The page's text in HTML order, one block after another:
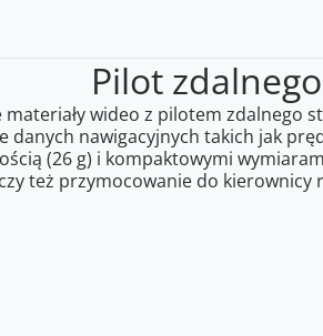
Pilot
materiały wideo z pilotem zdalnego
danych nawigacyjnych takich jak
(26 g) i kompaktowymi
też przymocowanie do